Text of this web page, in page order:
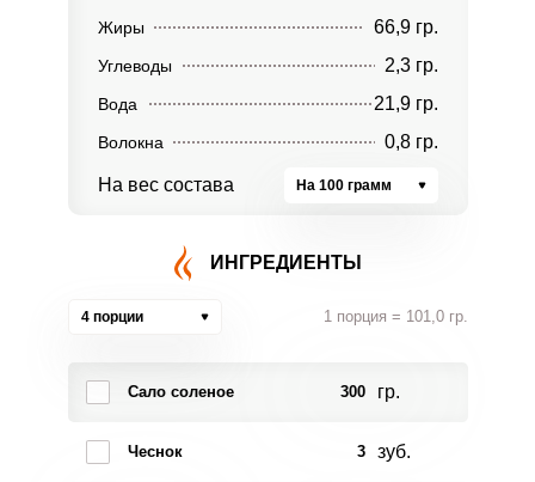
Жиры 66,9 гр.
Углеводы 2,3 гр.
Вода 21,9 гр.
Волокна 0,8 гр.
На вес состава На 100 грамм
ИНГРЕДИЕНТЫ
4 порции 1 порция = 101,0 гр.
Сало соленое 300 гр.
Чеснок 3 зуб.